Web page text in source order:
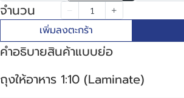
จำนวน
เพิ่มลงตะกร้า
คำอธิบายสินค้าแบบย่อ
ถุงให้อาหาร 1:10 (Laminate)